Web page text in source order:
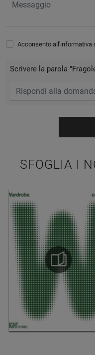
SFOGLIA I
Acconsento all'informativa
Scrivere la parola